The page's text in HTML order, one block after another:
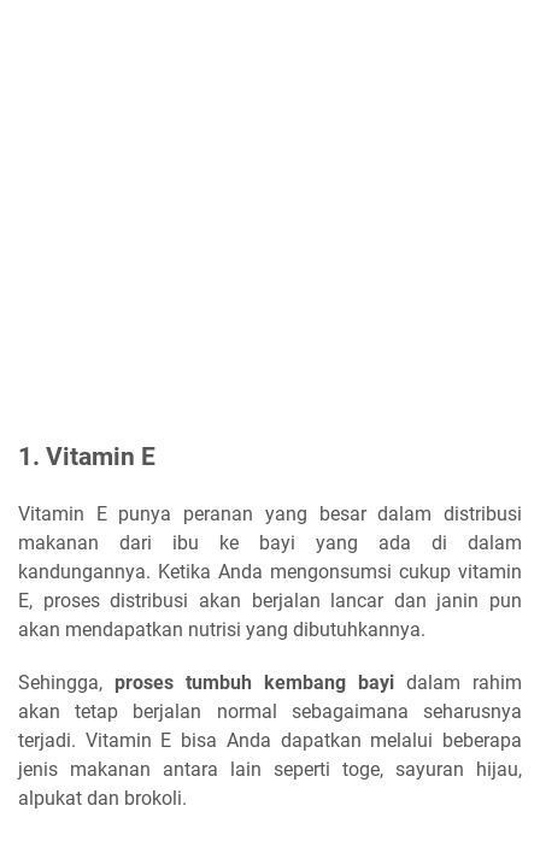
1. Vitamin E
Vitamin E punya peranan yang besar dalam distribusi
makanan dari ibu ke bayi yang ada di dalam
kandungannya. Ketika Anda mengonsumsi cukup vitamin
E, proses distribusi akan berjalan lancar dan janin pun
akan mendapatkan nutrisi yang dibutuhkannya.
Sehingga, proses tumbuh kembang bayi dalam rahim
akan tetap berjalan normal sebagaimana seharusnya
terjadi. Vitamin E bisa Anda dapatkan melalui beberapa
jenis makanan antara lain seperti toge, sayuran hijau,
alpukat dan brokoli.